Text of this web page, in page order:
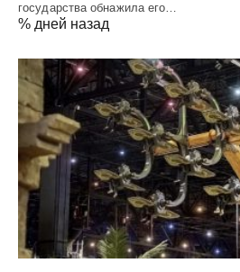
государства обнажила его…
% дней назад